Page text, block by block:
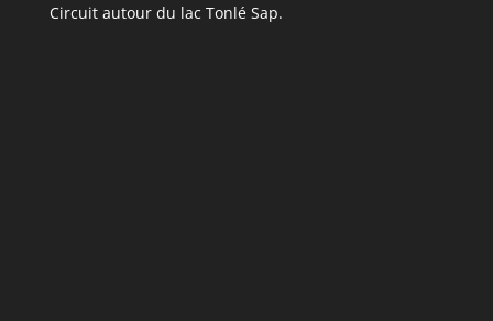
Circuit autour du lac Tonlé Sap.